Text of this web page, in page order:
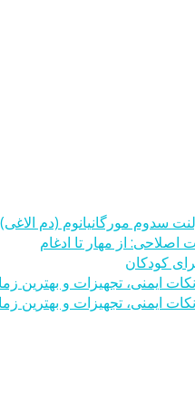
سدوم مورگانیانوم (دم الاغی)
از مهار تا ادغام
کودکان
ایمنی، تجهیزات و بهترین
ایمنی، تجهیزات و بهترین